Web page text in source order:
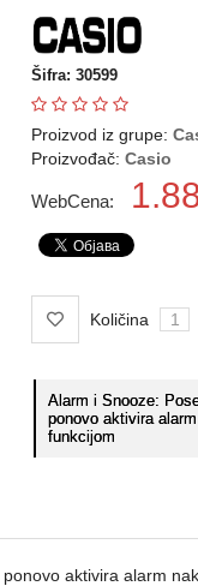
Šifra: 30599
Proizvod iz grupe:
Proizvođač: Casio
WebCena:
Količina
Alarm i Snooze:
ponovo aktivira
funkcijom
aktivira alarm